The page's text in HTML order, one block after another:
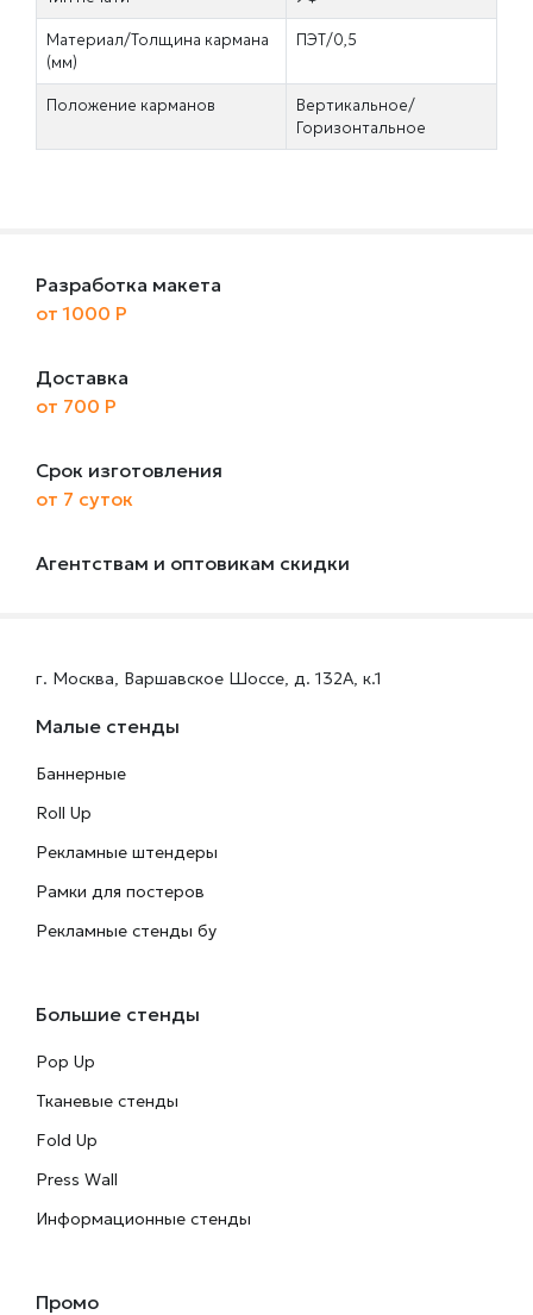
Материал/Толщина кармана
(мм)
ПЭТ/0,5
Положение карманов
Вертикальное/
Горизонтальное
Разработка макета
от 1000 Р
Доставка
от 700 Р
Срок изготовления
от 7 суток
Агентствам и оптовикам скидки
г. Москва, Варшавское Шоссе, д. 132А, к.1
Малые стенды
Баннерные
Roll Up
Рекламные штендеры
Рамки для постеров
Рекламные стенды бу
Большие стенды
Pop Up
Тканевые стенды
Fold Up
Press Wall
Информационные стенды
Промо